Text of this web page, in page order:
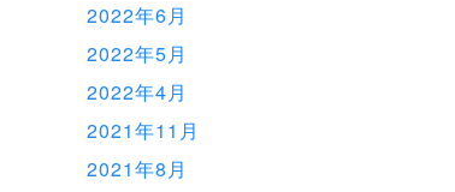
2022年6月
2022年5月
2022年4月
2021年11月
2021年8月